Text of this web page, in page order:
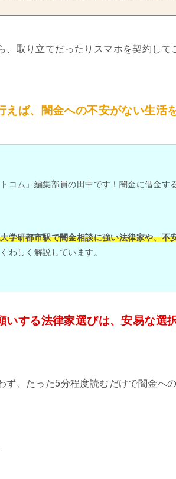
、取り立てだったりスマホを契約し
えば、闇金への不安がない生活
コム」編集部員の田中です！闇金に借金す
学研都市駅で闇金相談に強い法律家や、不
わしく解説しています。
いする法律家選びは、安易な選
ず、たった5分程度読むだけで闇金へ